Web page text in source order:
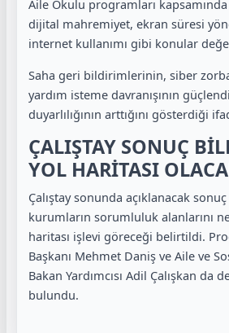
Aile Okulu programları
dijital mahremiyet, ekran süresi
internet kullanımı gibi konular
Saha geri bildirimlerinin, siber
yardım isteme davranışının
duyarlılığının arttığını gösterdiği
ÇALIŞTAY SONUÇ
YOL HARİTASI
Çalıştay sonunda açıklanacak
kurumların sorumluluk alanlarını
haritası işlevi göreceği belirtildi.
Başkanı Mehmet Daniş ve Aile ve
Bakan Yardımcısı Adil Çalışkan da
bulundu.